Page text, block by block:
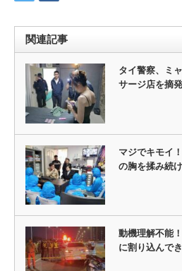
関連記事
タイ警察、ミ
サージ店を摘
マジでキモイ
の胸を揉み続
動機理解不能
に割り込んで